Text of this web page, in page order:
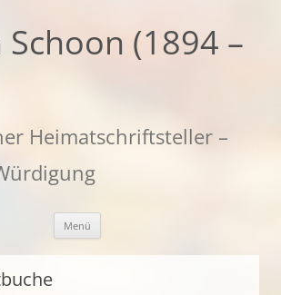
Schoon (1894 –
Heimatschriftsteller –
Menü